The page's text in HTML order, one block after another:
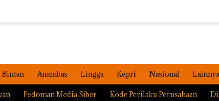
Bintan Anambas Lingga Kepri Nasional Lainnya
Pedoman Media Siber Kode Perilaku Perusahaan